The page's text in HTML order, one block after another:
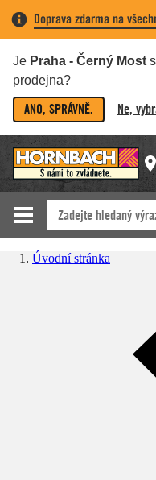
Doprava zdarma na
Je Praha - Černý Most
prodejna?
ANO, SPRÁVNĚ. Ne,
Úvodní stránka